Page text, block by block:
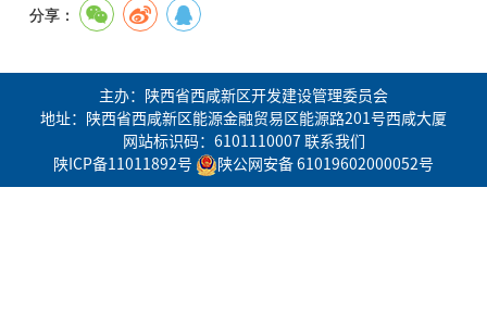
分享：
主办：陕西省西咸新区开发建设管理委员会
地址：陕西省西咸新区能源金融贸易区能源路201号西咸大厦
网站标识码：6101110007 联系我们
陕ICP备11011892号
陕公网安备 61019602000052号